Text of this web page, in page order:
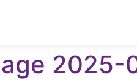
2025-